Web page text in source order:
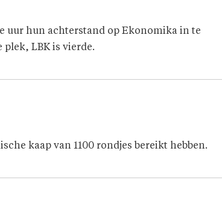
uur hun achterstand op Ekonomika in te
LBK is vierde.
kaap van 1100 rondjes bereikt hebben.